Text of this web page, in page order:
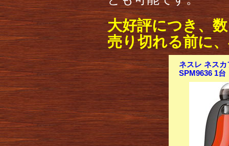
大好評につき、
売り切れる前に
ネスレ ネス
SPM9636 1台